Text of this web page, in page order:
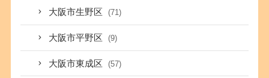
大阪市生野区 (71)
大阪市平野区 (9)
大阪市東成区 (57)